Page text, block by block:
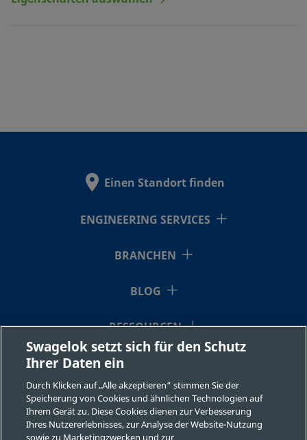
Einen Standort finden
ENGINEERING SERVICES
BRANCHEN
BLOG
RESSOURCEN
ÜBER UNS
Swagelok setzt sich für den Schutz
Ihrer Daten ein
Durch Klicken auf „Alle akzeptieren“ stimmen Sie der
Speicherung von Cookies und ähnlichen Technologien auf
Ihrem Gerät zu. Diese Cookies dienen zur Verbesserung
Ihres Nutzererlebnisses, zur Analyse der Website-Nutzung